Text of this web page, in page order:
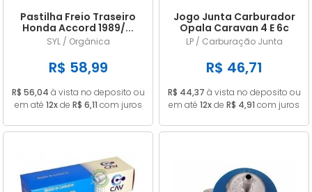
Pastilha Freio Traseiro
Honda Accord 1989/...
Civic 1.8 2006/...
SYL / Orgânica
R$ 58,99
R$ 56,04 à vista no deposito ou
em até 12xde R$ 6,11 com juros
Jogo Junta Carburador
Opala Caravan 4 E 6c
CARB 446 DFV ALC
LP / Carburação Junta
R$ 46,71
R$ 44,37 à vista no deposito ou
em até 12xde R$ 4,91 com juros